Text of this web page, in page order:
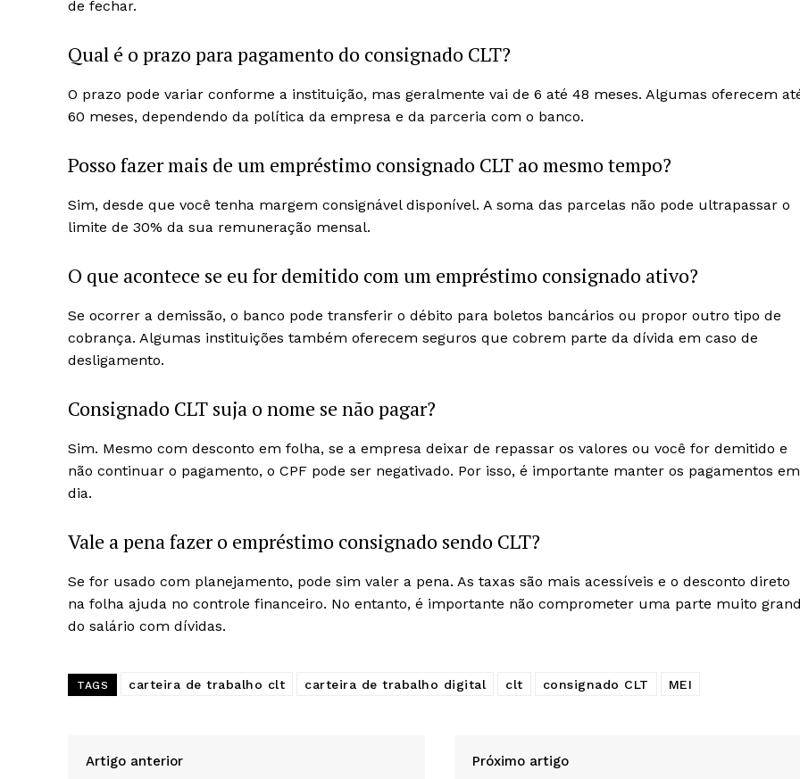
de fechar.
Qual é o prazo para pagamento do consignado CLT?
O prazo pode variar conforme a instituição, mas geralmente vai de 6 até 48 meses. Algumas oferecem
60 meses, dependendo da política da empresa e da parceria com o banco.
Posso fazer mais de um empréstimo consignado CLT ao mesmo tempo?
Sim, desde que você tenha margem consignável disponível. A soma das parcelas não pode ultrapassar o
limite de 30% da sua remuneração mensal.
O que acontece se eu for demitido com um empréstimo consignado ativo?
Se ocorrer a demissão, o banco pode transferir o débito para boletos bancários ou propor outro tipo de
cobrança. Algumas instituições também oferecem seguros que cobrem parte da dívida em caso de
desligamento.
Consignado CLT suja o nome se não pagar?
Sim. Mesmo com desconto em folha, se a empresa deixar de repassar os valores ou você for demitido e
não continuar o pagamento, o CPF pode ser negativado. Por isso, é importante manter os pagamentos em
dia.
Vale a pena fazer o empréstimo consignado sendo CLT?
Se for usado com planejamento, pode sim valer a pena. As taxas são mais acessíveis e o desconto direto
na folha ajuda no controle financeiro. No entanto, é importante não comprometer uma parte muito
do salário com dívidas.
TAGS carteira de trabalho clt carteira de trabalho digital clt consignado CLT MEI
Artigo anterior Próximo artigo